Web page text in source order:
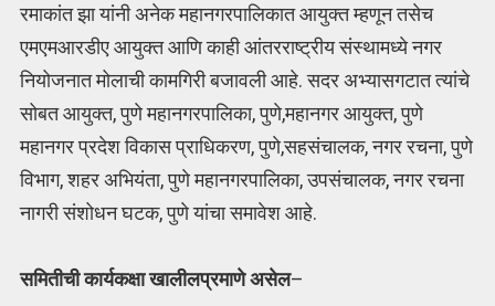
रमाकांत झा यांनी अनेक महानगरपालिकात आयुक्त म्हणून तसेच
एमएमआरडीए आयुक्त आणि काही आंतरराष्ट्रीय संस्थामध्ये नगर
नियोजनात मोलाची कामगिरी बजावली आहे. सदर अभ्यासगटात त्यांचे
सोबत आयुक्त, पुणे महानगरपालिका, पुणे,महानगर आयुक्त, पुणे
महानगर प्रदेश विकास प्राधिकरण, पुणे,सहसंचालक, नगर रचना, पुणे
विभाग, शहर अभियंता, पुणे महानगरपालिका, उपसंचालक, नगर रचना
नागरी संशोधन घटक, पुणे यांचा समावेश आहे.
समितीची कार्यकक्षा खालीलप्रमाणे असेल–